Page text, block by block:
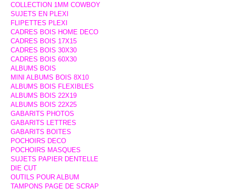
COLLECTION 1MM COWBOY
SUJETS EN PLEXI
FLIPETTES PLEXI
CADRES BOIS HOME DECO
CADRES BOIS 17X15
CADRES BOIS 30X30
CADRES BOIS 60X30
ALBUMS BOIS
MINI ALBUMS BOIS 8X10
ALBUMS BOIS FLEXIBLES
ALBUMS BOIS 22X19
ALBUMS BOIS 22X25
GABARITS PHOTOS
GABARITS LETTRES
GABARITS BOITES
POCHOIRS DECO
POCHOIRS MASQUES
SUJETS PAPIER DENTELLE
DIE CUT
OUTILS POUR ALBUM
TAMPONS PAGE DE SCRAP